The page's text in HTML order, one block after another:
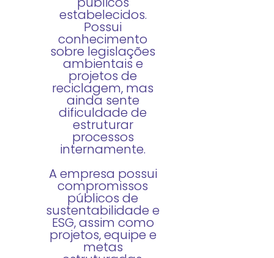
estabelecidos.
Possui
conhecimento
sobre legislações
ambientais e
projetos de
reciclagem, mas
ainda sente
dificuldade de
estruturar
processos
internamente.
A empresa possui
compromissos
públicos de
sustentabilidade e
ESG, assim como
projetos, equipe e
metas